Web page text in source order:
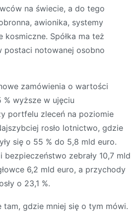
na świecie, a do tego
awionika, systemy
kosmiczne. Spółka ma też
postaci notowanej osobno
zamówienia o wartości
% wyższe w ujęciu
portfelu zleceń na poziomie
rosło lotnictwo, gdzie
się o 55 % do 5,8 mld euro.
bezpieczeństwo zebrały 10,7 mld
6,2 mld euro, a przychody
o 23,1 %.
tam, gdzie mniej się o tym mówi.